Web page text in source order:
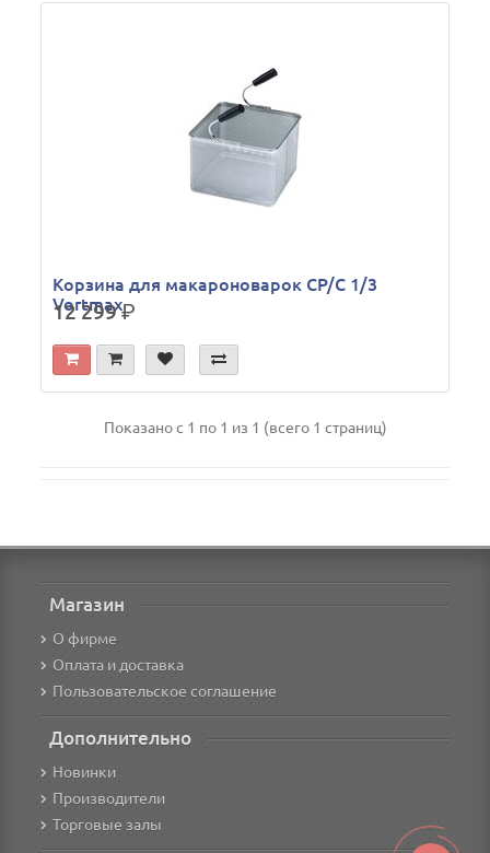
Корзина для макароноварок CP/C 1/3
Vortmax
12 299р.
Показано с 1 по 1 из 1 (всего 1 страниц)
Магазин
О фирме
Оплата и доставка
Пользовательское соглашение
Дополнительно
Новинки
Производители
Торговые залы